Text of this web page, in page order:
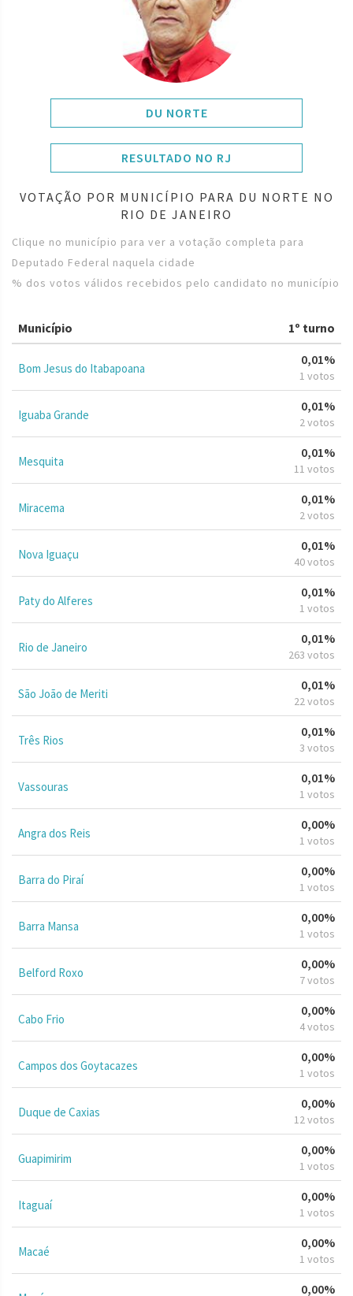
DU NORTE
RESULTADO NO RJ
VOTAÇÃO POR MUNICÍPIO PARA DU NORTE NO
RIO DE JANEIRO
Clique no município para ver a votação completa para
Deputado Federal naquela cidade
% dos votos válidos recebidos pelo candidato no município
Município 1º turno
Bom Jesus do Itabapoana
0,01%
1 votos
Iguaba Grande
0,01%
2 votos
Mesquita
0,01%
11 votos
Miracema
0,01%
2 votos
Nova Iguaçu
0,01%
40 votos
Paty do Alferes
0,01%
1 votos
Rio de Janeiro
0,01%
263 votos
São João de Meriti
0,01%
22 votos
Três Rios
0,01%
3 votos
Vassouras
0,01%
1 votos
Angra dos Reis
0,00%
1 votos
Barra do Piraí
0,00%
1 votos
Barra Mansa
0,00%
1 votos
Belford Roxo
0,00%
7 votos
Cabo Frio
0,00%
4 votos
Campos dos Goytacazes
0,00%
1 votos
Duque de Caxias
0,00%
12 votos
Guapimirim
0,00%
1 votos
Itaguaí
0,00%
1 votos
Macaé
0,00%
1 votos
0,00%